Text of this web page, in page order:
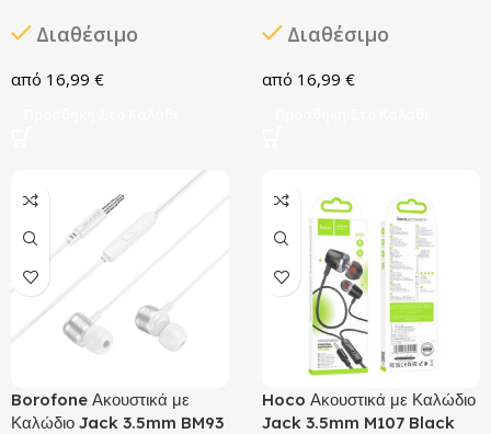
Διαθέσιμο
16,99 €
Διαθέσιμο
16,99 €
Borofone Ακουστικά με
Καλώδιο Jack 3.5mm BM93
Hoco Ακουστικά με Καλώδιο
Jack 3.5mm M107 Black